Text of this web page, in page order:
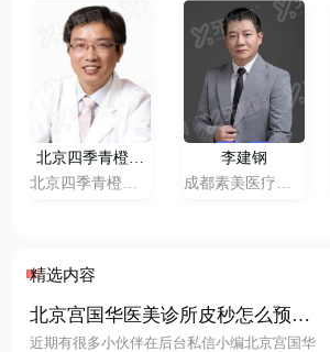
北京四季青橙杨
俊
北京四季青橙门
李建钢
成都素美医疗美
精选内容
北京宫国华医美诊所皮秒怎么预
约？找甜伊严选提交预约需求，一
近期有很多小伙伴在后台私信小编北京宫国华